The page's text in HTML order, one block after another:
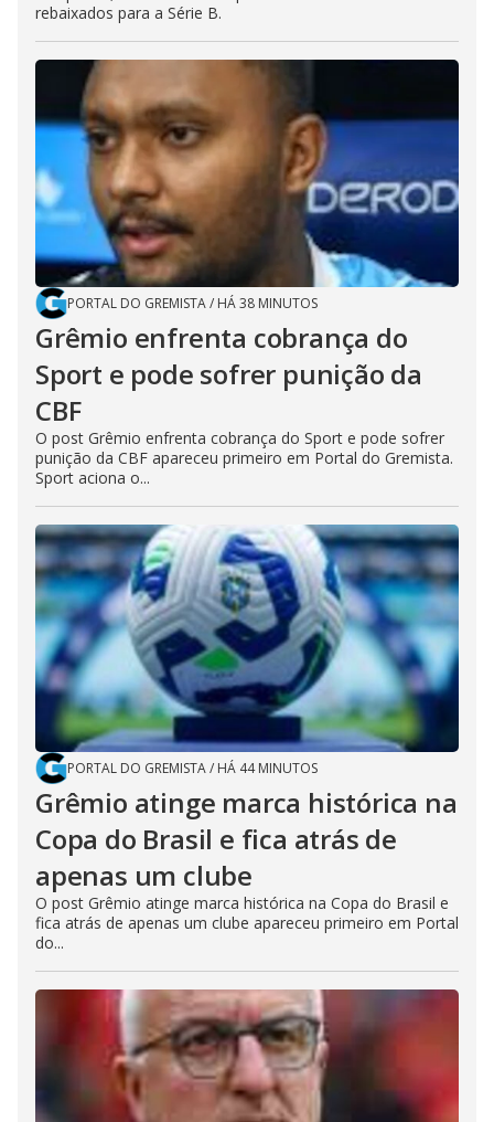
rebaixados para a Série B.
PORTAL DO GREMISTA/ HÁ 38 MINUTOS
Grêmio enfrenta cobrança do
Sport e pode sofrer punição da
CBF
O post Grêmio enfrenta cobrança do Sport e pode sofrer
punição da CBF apareceu primeiro em Portal do Gremista.
Sport aciona o...
PORTAL DO GREMISTA/ HÁ 44 MINUTOS
Grêmio atinge marca histórica na
Copa do Brasil e fica atrás de
apenas um clube
O post Grêmio atinge marca histórica na Copa do Brasil e
fica atrás de apenas um clube apareceu primeiro em Portal
do...